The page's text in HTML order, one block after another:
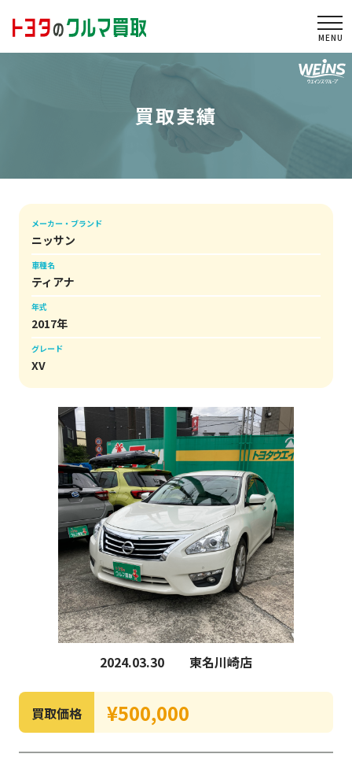
買取実績
メーカー・ブランド
ニッサン
車種名
ティアナ
年式
2017年
グレード
XV
2024.03.30 東名川崎店
買取価格 ¥500,000